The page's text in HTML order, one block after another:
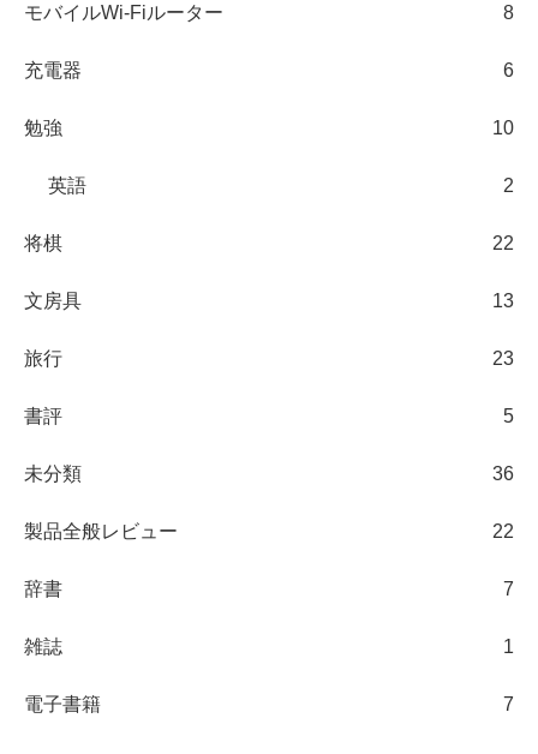
モバイルWi-Fiルーター 8
充電器 6
勉強 10
英語 2
将棋 22
文房具 13
旅行 23
書評 5
未分類 36
製品全般レビュー 22
辞書 7
雑誌 1
電子書籍 7